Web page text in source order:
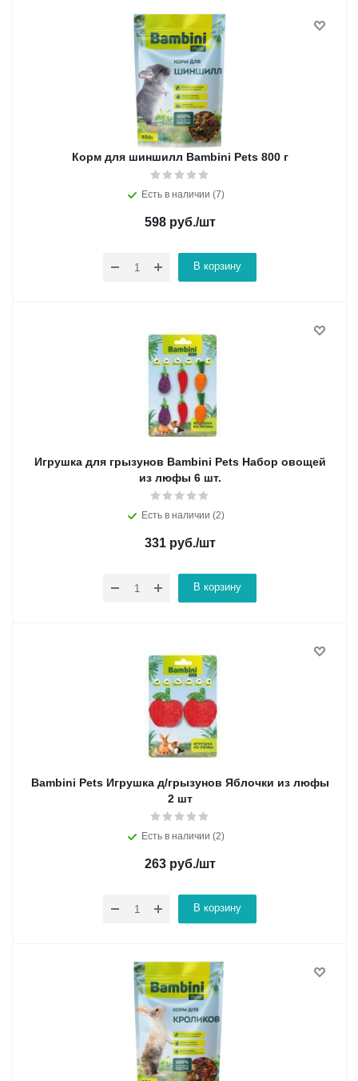
Корм для шиншилл Bambini Pets 800 г
Есть в наличии (7)
598руб./шт
В корзину
Игрушка для грызунов Bambini Pets Набор овощей
из люфы 6 шт.
Есть в наличии (2)
331руб./шт
В корзину
Bambini Pets Игрушка д/грызунов Яблочки из люфы
2 шт
Есть в наличии (2)
263руб./шт
В корзину